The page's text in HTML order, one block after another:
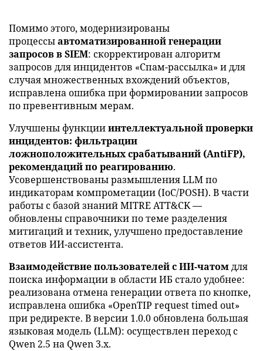
Помимо этого, модернизированы
процессыавтоматизированной генерации
запросов в SIEM: скорректирован алгоритм
запросов для инцидентов «Спам-рассылка» и для
случая множественных вхождений объектов,
исправлена ошибка при формировании запросов
по превентивным мерам.
Улучшены функцииинтеллектуальной проверки
инцидентов: фильтрации
ложноположительных срабатываний (AntiFP),
рекомендаций по реагированию.
Усовершенствованы размышления LLM по
индикаторам компрометации (IoC/POSH). В части
работы с базой знаний MITRE ATT&CK —
обновлены справочники по теме разделения
митигаций и техник, улучшено предоставление
ответов ИИ-ассистента.
Взаимодействие пользователей с ИИ-чатомдля
поиска информации в области ИБ стало удобнее:
реализована отмена генерации ответа по кнопке,
исправлена ошибка «OpenTIP request timed out»
при редиректе. В версии 1.0.0 обновлена большая
языковая модель (LLM): осуществлен переход с
Qwen 2.5 на Qwen 3.x.